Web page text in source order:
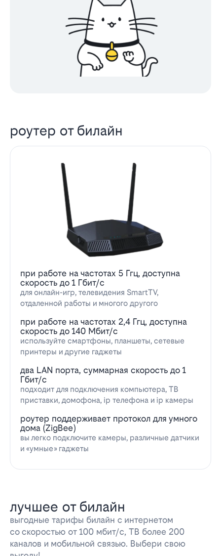
роутер от билайн
при работе на частотах 5 Ггц, доступна
скорость до 1 Гбит/с
для онлайн-игр, телевидения SmartTV,
отдаленной работы и многого другого
при работе на частотах 2,4 Ггц, доступна
скорость до 140 Мбит/с
используйте смартфоны, планшеты, сетевые
принтеры и другие гаджеты
два LAN порта, суммарная скорость до 1
Гбит/с
подходит для подключения компьютера, ТВ
приставки, домофона, ip телефона и ip камеры
роутер поддерживает протокол для умного
дома (ZigBee)
вы легко подключите камеры, различные датчики
и «умные» гаджеты
лучшее от билайн
выгодные тарифы билайн с интернетом
со скоростью от 100 мбит/с, ТВ более 200
каналов и мобильной связью. Выбери свою